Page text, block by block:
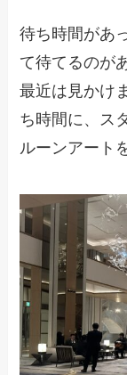
待ち時間があ
て待てるのが
最近は見かけ
ち時間に、ス
ルーンアート